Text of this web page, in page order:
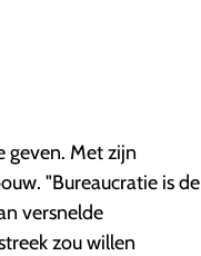
geven. Met zijn
"Bureaucratie is de
versnelde
zou willen